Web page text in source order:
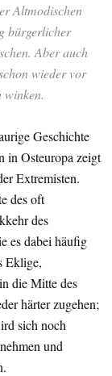
Altmodischen
bürgerlicher
Aber auch
wieder vor
Geschichte
in Osteuropa zeigt
Extremisten.
des oft
des
es dabei häufig
Eklige,
die Mitte des
härter zugehen;
sich noch
und